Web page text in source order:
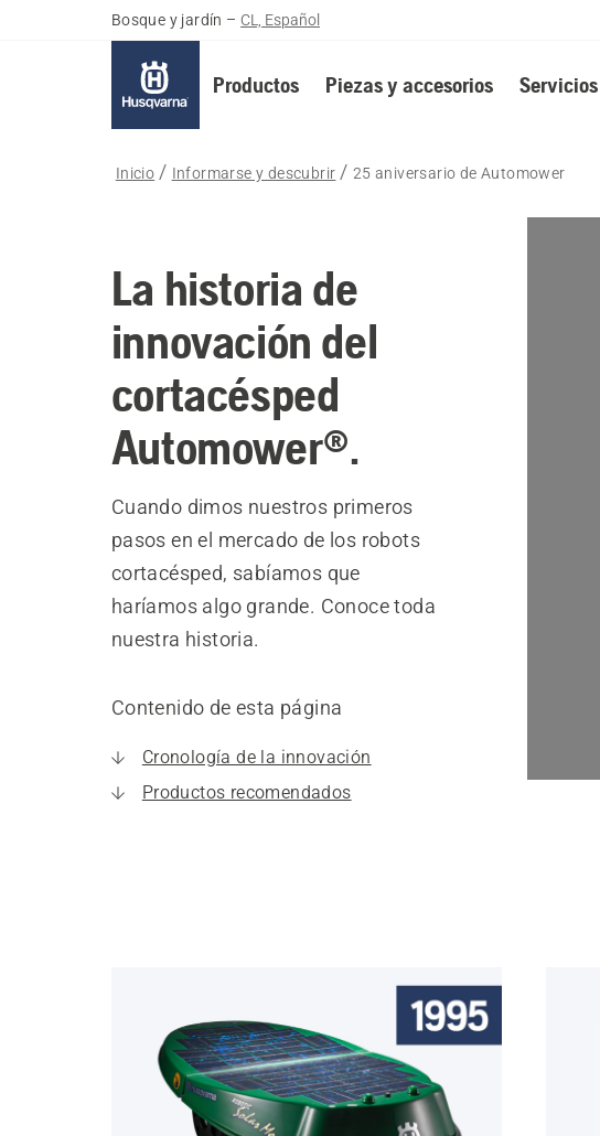
Bosque y jardín – CL, Español
Productos Piezas y accesorios Servicios
Inicio Informarse y descubrir 25 aniversario de Automower
La historia de
innovación del
cortacésped
Automower®.
Cuando dimos nuestros primeros
pasos en el mercado de los robots
cortacésped, sabíamos que
haríamos algo grande. Conoce toda
nuestra historia.
Contenido de esta página
Cronología de la innovación
Productos recomendados